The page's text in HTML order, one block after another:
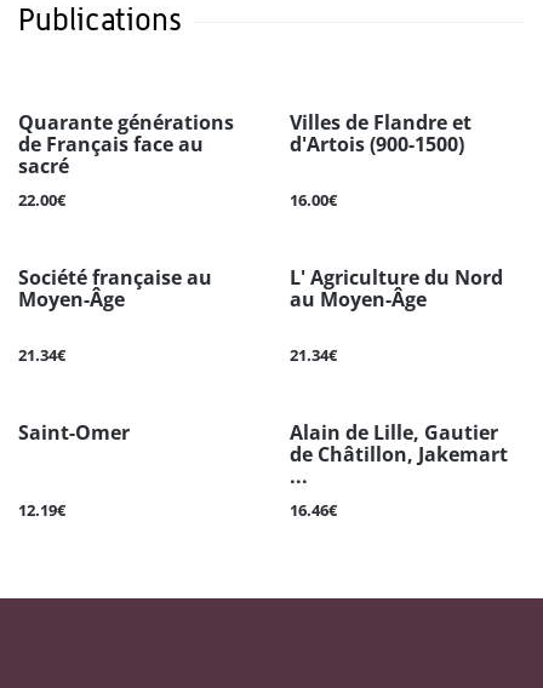
Publications
Quarante générations
de Français face au
sacré
22.00€
Villes de Flandre et
d'Artois (900-1500)
16.00€
Société française au
Moyen-Âge
21.34€
L' Agriculture du Nord
au Moyen-Âge
21.34€
Saint-Omer
12.19€
Alain de Lille, Gautier
de Châtillon, Jakemart
...
16.46€